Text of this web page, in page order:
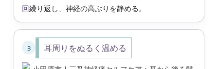
回繰り返し、神経の高ぶりを静める。
3 耳周りをぬるく温める